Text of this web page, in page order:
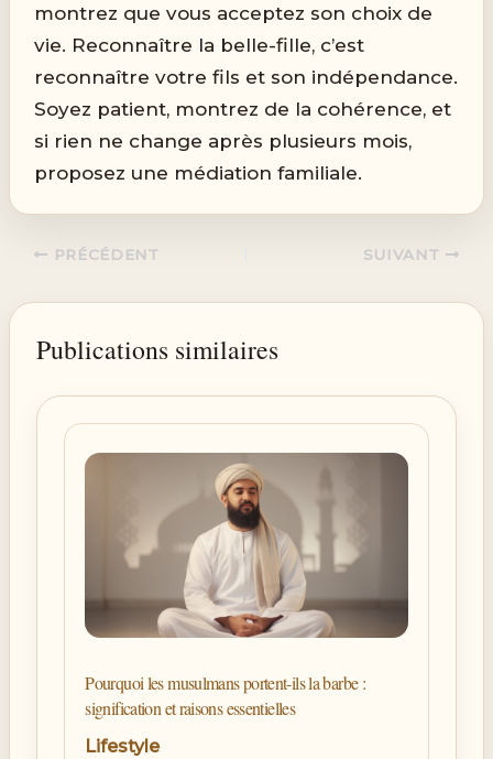
montrez que vous acceptez son choix de
vie. Reconnaître la belle-fille, c’est
reconnaître votre fils et son indépendance.
Soyez patient, montrez de la cohérence, et
si rien ne change après plusieurs mois,
proposez une médiation familiale.
PRÉCÉDENT SUIVANT
Publications similaires
Pourquoi les musulmans portent-ils la barbe :
signification et raisons essentielles
Lifestyle